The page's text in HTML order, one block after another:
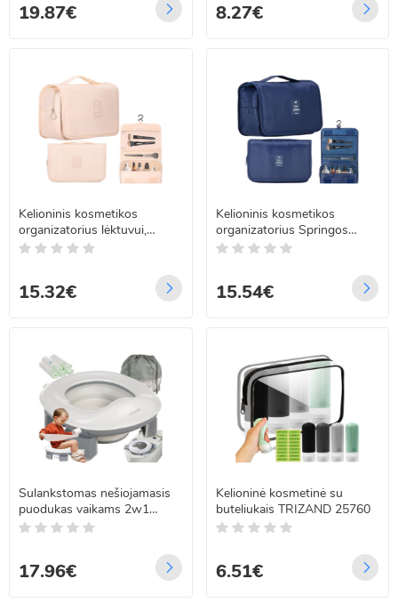
19.87€ 8.27€
Kelioninis kosmetikos
organizatorius lėktuvui,
smėlio spalvos, Springos
15.32€
Kelioninis kosmetikos
organizatorius Springos
HA7488, tamsiai mėlynas –
15.54€
Sulankstomas nešiojamasis
puodukas vaikams 2w1
Kruzzel 25510
17.96€
Kelioninė kosmetinė su
buteliukais TRIZAND 25760
6.51€